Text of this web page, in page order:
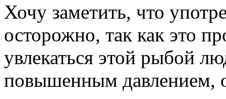
Хочу заметить, что
осторожно, так как это
увлекаться этой рыбой
повышенным давлением,